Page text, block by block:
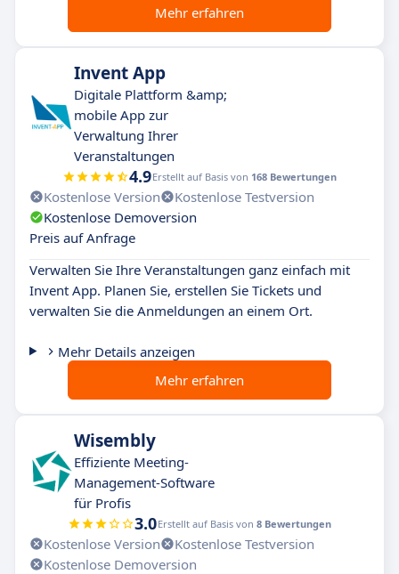
Mehr erfahren
Invent App
Digitale Plattform &amp;
mobile App zur
Verwaltung Ihrer
Veranstaltungen
4.9Erstellt auf Basis von 168 Bewertungen
Kostenlose Version
Kostenlose Testversion
Kostenlose Demoversion
Preis auf Anfrage
Verwalten Sie Ihre Veranstaltungen ganz einfach mit
Invent App. Planen Sie, erstellen Sie Tickets und
verwalten Sie die Anmeldungen an einem Ort.
Mehr Details anzeigen
Mehr erfahren
Wisembly
Effiziente Meeting-
Management-Software
für Profis
3.0Erstellt auf Basis von 8 Bewertungen
Kostenlose Version
Kostenlose Testversion
Kostenlose Demoversion